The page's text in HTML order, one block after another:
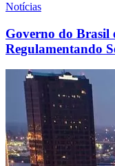
Notícias
Governo do Brasil
Regulamentando